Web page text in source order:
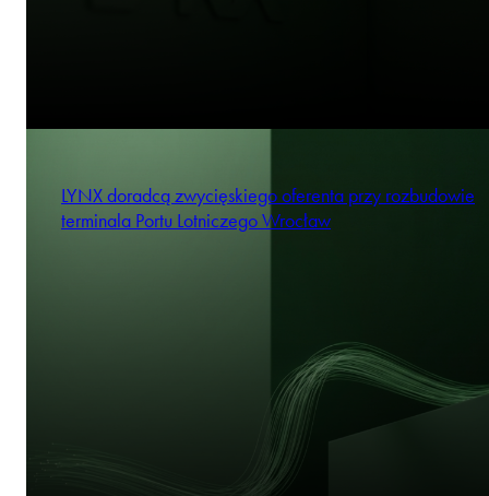
LYNX doradcą zwycięskiego oferenta przy rozbudowie
terminala Portu Lotniczego Wrocław